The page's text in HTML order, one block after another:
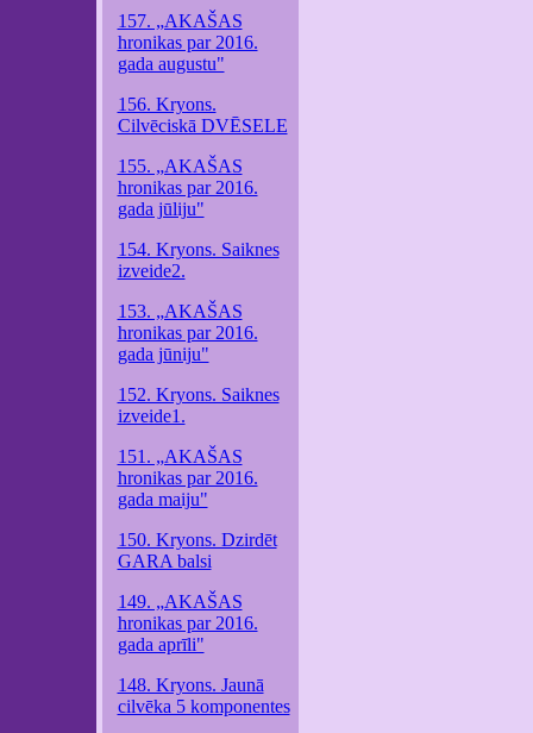
157. „AKAŠAS
hronikas par 2016.
gada augustu"
156. Kryons.
Cilvēciskā DVĒSELE
155. „AKAŠAS
hronikas par 2016.
gada jūliju"
154. Kryons. Saiknes
izveide2.
153. „AKAŠAS
hronikas par 2016.
gada jūniju"
152. Kryons. Saiknes
izveide1.
151. „AKAŠAS
hronikas par 2016.
gada maiju"
150. Kryons. Dzirdēt
GARA balsi
149. „AKAŠAS
hronikas par 2016.
gada aprīli"
148. Kryons. Jaunā
cilvēka 5 komponentes